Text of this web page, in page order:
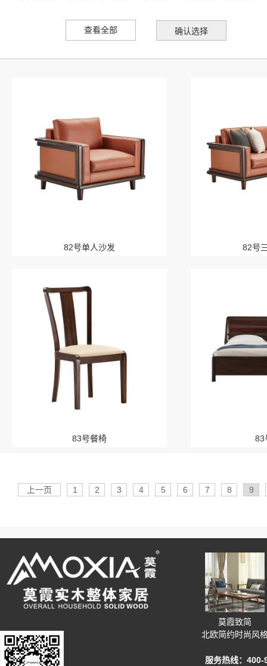
查看全部 确认选择
82号单人沙发 82号
83号餐椅 83
上一页 1 2 3 4 5 6 7 8 9
莫霞致简
北欧简约时尚风
服务热线：400-